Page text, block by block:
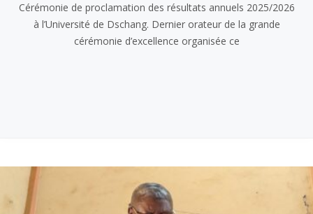
Cérémonie de proclamation des résultats annuels 2025/2026
à l’Université de Dschang. Dernier orateur de la grande
cérémonie d’excellence organisée ce